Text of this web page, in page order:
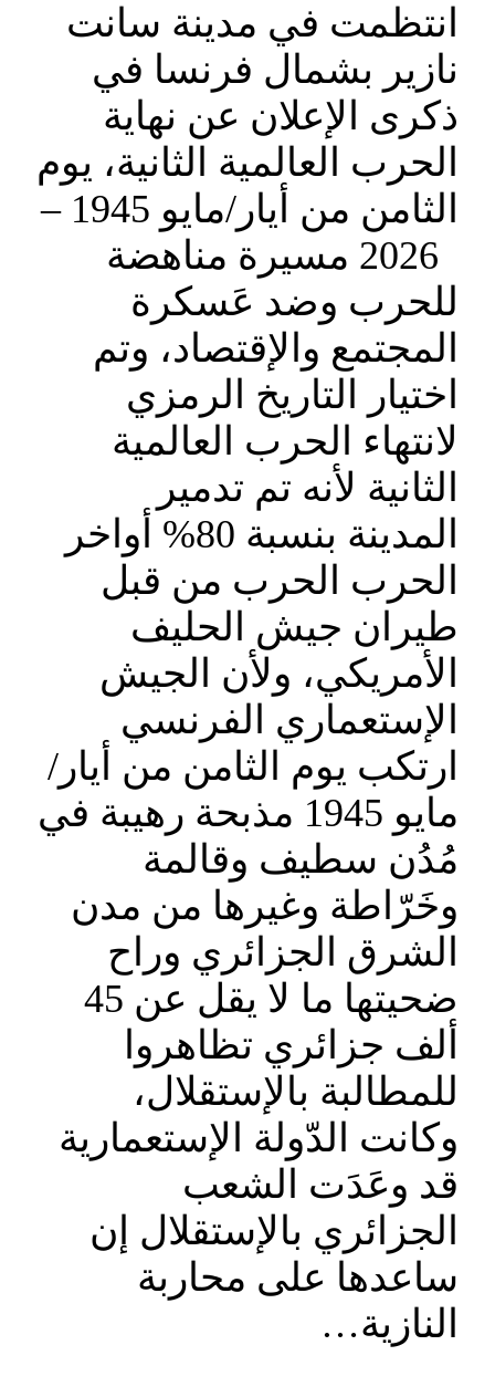
انتظمت في مدينة سانت
نازير بشمال فرنسا في
ذكرى الإعلان عن نهاية
الحرب العالمية الثانية، يوم
الثامن من أيار/مايو 1945 –
2026 مسيرة مناهضة
للحرب وضد عَسكرة
المجتمع والإقتصاد، وتم
اختيار التاريخ الرمزي
لانتهاء الحرب العالمية
الثانية لأنه تم تدمير
المدينة بنسبة 80% أواخر
الحرب الحرب من قبل
طيران جيش الحليف
الأمريكي، ولأن الجيش
الإستعماري الفرنسي
ارتكب يوم الثامن من أيار/
مايو 1945 مذبحة رهيبة في
مُدُن سطيف وقالمة
وخَرّاطة وغيرها من مدن
الشرق الجزائري وراح
ضحيتها ما لا يقل عن 45
ألف جزائري تظاهروا
للمطالبة بالإستقلال،
وكانت الدّولة الإستعمارية
قد وعَدَت الشعب
الجزائري بالإستقلال إن
ساعدها على محاربة
النازية…